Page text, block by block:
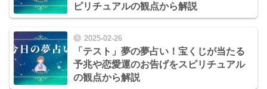
ピリチュアルの観点から解説
2025-02-26
「テスト」夢の夢占い！宝くじが当たる
予兆や恋愛運のお告げをスピリチュアル
の観点から解説